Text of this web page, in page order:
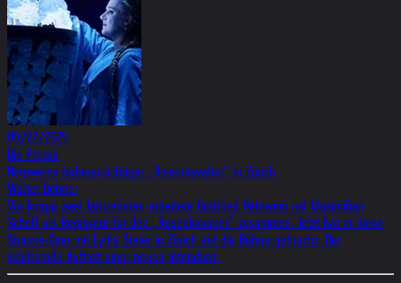
09/22/2025
Die Presse
Helnweins farbenprächtiger „Rosenkavalier“ in Zürich
Walter Dobner
Vor knapp zwei Jahrzehnten arbeitete Gottfried Helnwein mit Maximilian
Schell als Regisseur für den „Rosenkavalier“ zusammen. Jetzt hat er diese
Strauss-Oper mit Lydia Steier in Zürich auf die Bühne gebracht. Der
schillernde Auftakt einer neuen Intendanz.